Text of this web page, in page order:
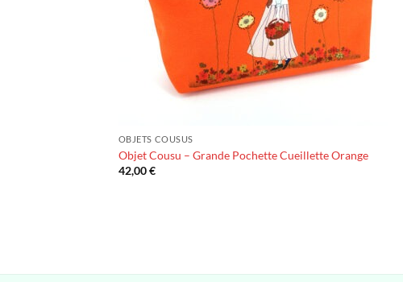
OBJETS COUSUS
Objet Cousu – Grande Pochette Cueillette Orange
42,00€